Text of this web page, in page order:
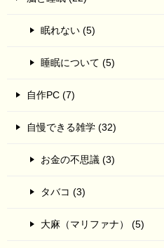
眠れない (5)
睡眠について (5)
自作PC (7)
自慢できる雑学 (32)
お金の不思議 (3)
タバコ (3)
大麻（マリファナ） (5)